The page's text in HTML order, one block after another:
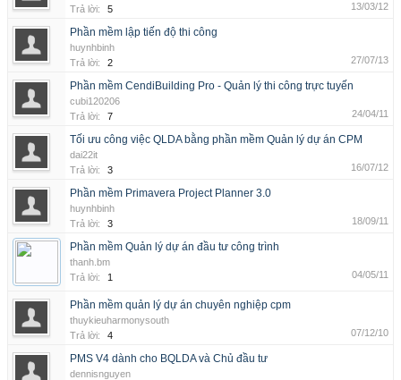
Trả lời:
5 13/03/12
Phần mềm lập tiến độ thi công
huynhbinh
Trả lời:
2 27/07/13
Phần mềm CendiBuilding Pro - Quản lý thi công trực tuyến
cubi120206
Trả lời:
7 24/04/11
Tối ưu công việc QLDA bằng phần mềm Quản lý dự án CPM
dai22it
Trả lời:
3 16/07/12
Phần mềm Primavera Project Planner 3.0
huynhbinh
Trả lời:
3 18/09/11
Phần mềm Quản lý dự án đầu tư công trình
thanh.bm
Trả lời:
1 04/05/11
Phần mềm quản lý dự án chuyên nghiệp cpm
thuykieuharmonysouth
Trả lời:
4 07/12/10
PMS V4 dành cho BQLDA và Chủ đầu tư
dennisnguyen